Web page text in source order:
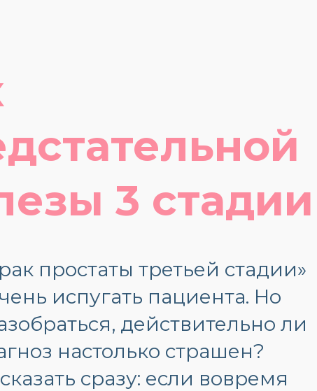
3 стадии
простаты третьей стадии»
испугать пациента. Но
действительно ли
настолько страшен?
сразу: если вовремя
Госуслуги